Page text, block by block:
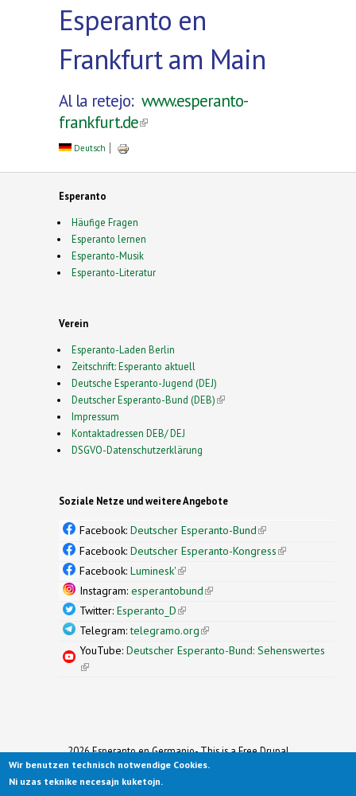
Esperanto en
Frankfurt am Main
Al la retejo: www.esperanto-
frankfurt.de(link is external)
Deutsch
Esperanto
Häufige Fragen
Esperanto lernen
Esperanto-Musik
Esperanto-Literatur
Verein
Esperanto-Laden Berlin
Zeitschrift: Esperanto aktuell
Deutsche Esperanto-Jugend (DEJ)
Deutscher Esperanto-Bund (DEB)(link is external)
Impressum
Kontaktadressen DEB/ DEJ
DSGVO-Datenschutzerklärung
Soziale Netze und weitere Angebote
Facebook: Deutscher Esperanto-Bund(link is
external)
Facebook: Deutscher Esperanto-Kongress(link is
Facebook: Luminesk'(link is external)
Instagram: esperantobund(link is external)
Twitter: Esperanto_D(link is external)
Telegram:telegramo.org(link is external)
YouTube: Deutscher Esperanto-Bund: Sehenswertes
(link is external)
2026 Esperanto en Germanio- This is a Free Drupal
Theme
Ported to Drupal for the Open Source Community by
Wir benutzen technisch notwendige Cookies.
Ni uzas teknike necesajn kuketojn.